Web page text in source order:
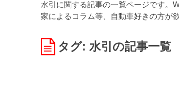
水引に関する記事の一覧ページです。
家によるコラム等、自動車好きの方が
タグ: 水引 の記事一覧